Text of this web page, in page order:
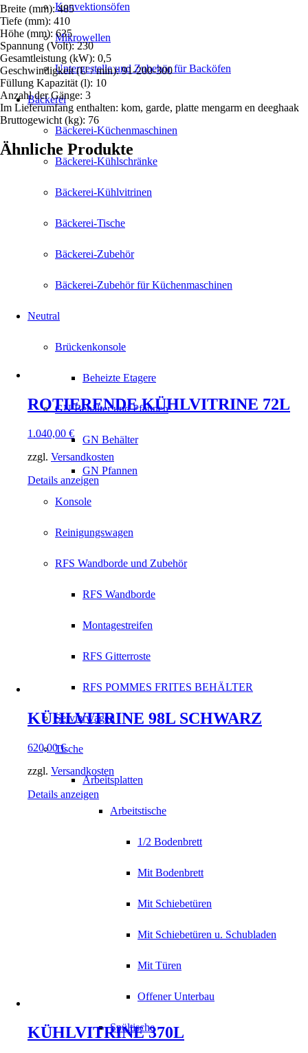
Konvektionsöfen
Mikrowellen
Untergestelle und Zubehör für Backöfen
Bäckerei
Bäckerei-Küchenmaschinen
Bäckerei-Kühlschränke
Bäckerei-Kühlvitrinen
Bäckerei-Tische
Bäckerei-Zubehör
Bäckerei-Zubehör für Küchenmaschinen
Neutral
Brückenkonsole
Beheizte Etagere
GN Behälter und Pfannen
GN Behälter
GN Pfannen
Konsole
Reinigungswagen
RFS Wandborde und Zubehör
RFS Wandborde
Montagestreifen
RFS Gitterroste
RFS POMMES FRITES BEHÄLTER
Servierwagen
Tische
Arbeitsplatten
Arbeitstische
1/2 Bodenbrett
Mit Bodenbrett
Mit Schiebetüren
Mit Schiebetüren u. Schubladen
Mit Türen
Offener Unterbau
Spültische
Breite (mm): 485
Tiefe (mm): 410
Höhe (mm): 635
Spannung (Volt): 230
Gesamtleistung (kW): 0,5
Geschwindigkeit (U / min): 91-200-300
Füllung Kapazität (l): 10
Anzahl der Gänge: 3
Im Lieferumfang enthalten: kom, garde, platte mengarm en deeghaak
Bruttogewicht (kg): 76
Ähnliche Produkte
ROTIERENDE KÜHLVITRINE 72L
1.040,00 €
zzgl. Versandkosten
Details anzeigen
KÜHLVITRINE 98L SCHWARZ
620,00€
zzgl. Versandkosten
Details anzeigen
KÜHLVITRINE 370L